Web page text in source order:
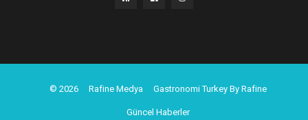
© 2026 Rafine Medya Gastronomi Turkey By Rafine
Güncel Haberler